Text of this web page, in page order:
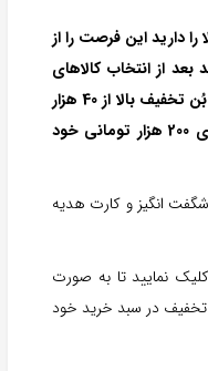
دارید این فرصت را از
از انتخاب کالاهای
مورد نظر خود می‌توانید با وارد کردن بُن تخفیف بالا از 40 هزار
تومان تخفیف بر رو سفارش‌های بالای 200 هزار تومانی خود
انگیز و کارت هدیه
نمایید تا به صورت
در سبد خرید خود